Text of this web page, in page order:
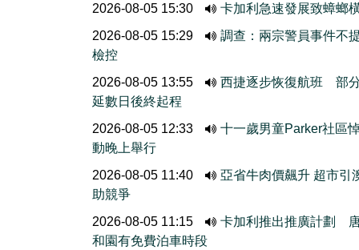
2026-08-05 15:30
卡加利急速發展致蟑螂
2026-08-05 15:29
調查：兩宗警員事件不
檢控
2026-08-05 13:55
西捷逐步恢復航班 部
延數日後終起程
2026-08-05 12:33
十一歲男童Parker社區
動晚上舉行
2026-08-05 11:40
亞省牛肉價飆升 超市引
助競爭
2026-08-05 11:15
卡加利推出推廣計劃
和園有免費泊車時段